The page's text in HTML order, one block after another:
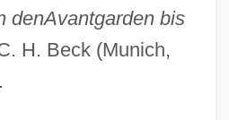
denAvantgarden bis
H. Beck (Munich,